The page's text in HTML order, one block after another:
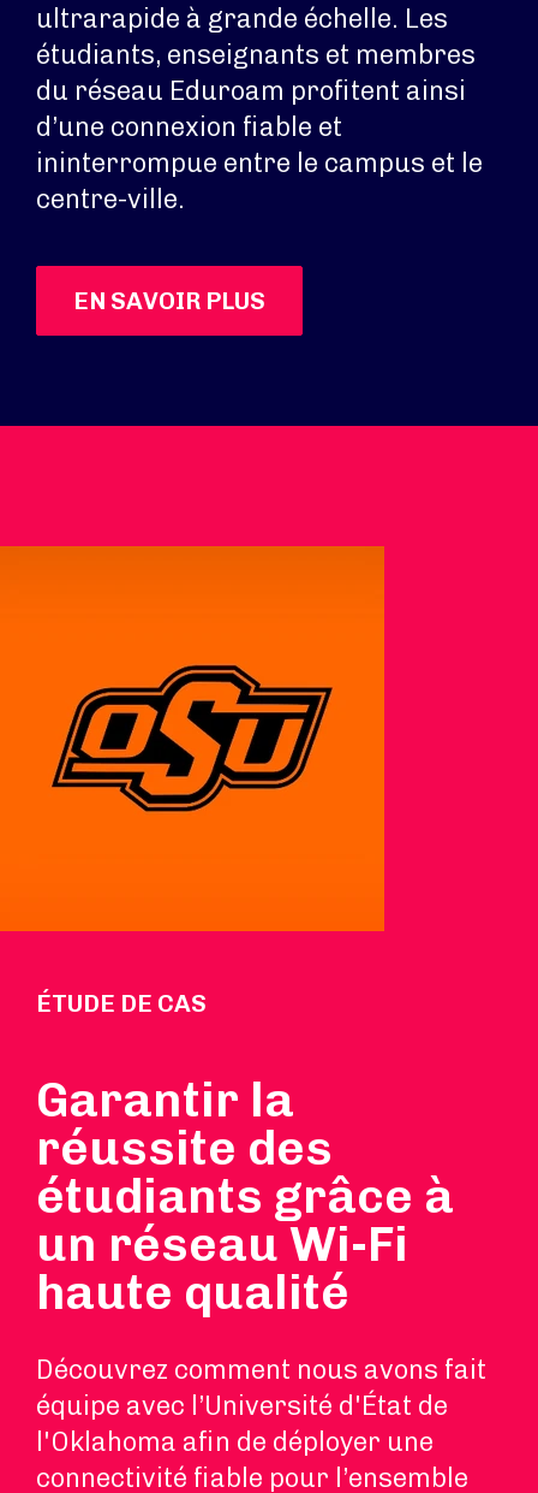
ultrarapide à grande échelle. Les
étudiants, enseignants et membres
du réseau Eduroam profitent ainsi
d’une connexion fiable et
ininterrompue entre le campus et le
centre-ville.
EN SAVOIR PLUS
ÉTUDE DE CAS
Garantir la
réussite des
étudiants grâce à
un réseau Wi-Fi
haute qualité
Découvrez comment nous avons fait
équipe avec l’Université d'État de
l'Oklahoma afin de déployer une
connectivité fiable pour l’ensemble